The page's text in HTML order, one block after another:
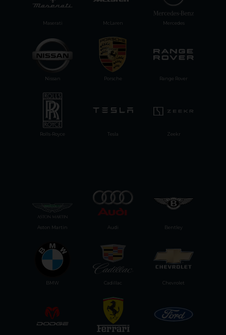
Maserati McLaren Mercedes
Rolls-Royce
Nissan
Tesla
Range Rover
Porsche
Zeekr
BMW
Bentley
Audi
Aston Martin
Chevrolet
Cadillac